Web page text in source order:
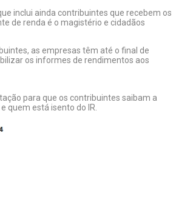
inclui ainda contribuintes que recebem os
de renda é o magistério e cidadãos
as empresas têm até o final de
os informes de rendimentos aos
para que os contribuintes saibam a
quem está isento do IR.